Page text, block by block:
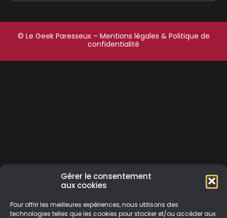
Gérer le consentement
aux cookies
Pour offrir les meilleures expériences, nous utilisons des
technologies telles que les cookies pour stocker et/ou accéder aux
© Le Geek Paresseux – Mentions légales & Politique de
confidentialité